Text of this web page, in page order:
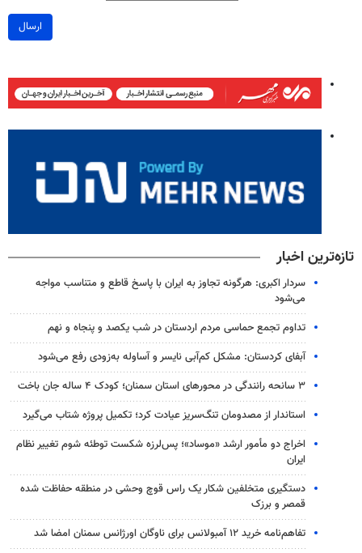
ارسال
تازه‌ترین اخبار
سردار اکبری: هرگونه تجاوز به ایران با پاسخ قاطع و متناسب مواجه
می‌شود
تداوم تجمع حماسی مردم اردستان در شب یکصد و پنجاه و نهم
آبفای کردستان: مشکل کم‌آبی نایسر و آساوله به‌زودی رفع می‌شود
۳ سانحه رانندگی در محورهای استان سمنان؛ کودک ۴ ساله جان باخت
استاندار از مصدومان تنگ‌سریز عیادت کرد؛ تکمیل پروژه شتاب می‌گیرد
اخراج دو مأمور ارشد «موساد»؛ پس‌لرزه شکست توطئه شوم تغییر نظام
ایران
دستگیری متخلفین شکار یک راس قوچ وحشی در منطقه حفاظت شده
قمصر و برزک
تفاهم‌نامه خرید ۱۲ آمبولانس برای ناوگان اورژانس سمنان امضا شد